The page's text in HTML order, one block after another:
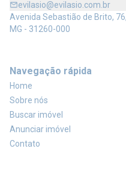
evilasio@evilasio.com.br
Avenida Sebastião de Brito,
MG - 31260-000
Navegação rápida
Home
Sobre nós
Buscar imóvel
Anunciar imóvel
Contato